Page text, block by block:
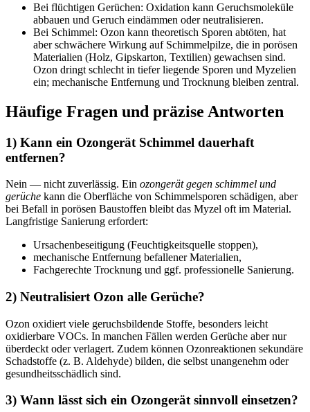
Bei flüchtigen Gerüchen: Oxidation kann Geruchsmoleküle
abbauen und Geruch eindämmen oder neutralisieren.
Bei Schimmel: Ozon kann theoretisch Sporen abtöten, hat
aber schwächere Wirkung auf Schimmelpilze, die in porösen
Materialien (Holz, Gipskarton, Textilien) gewachsen sind.
Ozon dringt schlecht in tiefer liegende Sporen und Myzelien
ein; mechanische Entfernung und Trocknung bleiben zentral.
Häufige Fragen und präzise Antworten
1) Kann ein Ozongerät Schimmel dauerhaft
entfernen?
Nein — nicht zuverlässig. Ein ozongerät gegen schimmel und
gerüche kann die Oberfläche von Schimmelsporen schädigen, aber
bei Befall in porösen Baustoffen bleibt das Myzel oft im Material.
Langfristige Sanierung erfordert:
Ursachenbeseitigung (Feuchtigkeitsquelle stoppen),
mechanische Entfernung befallener Materialien,
Fachgerechte Trocknung und ggf. professionelle Sanierung.
2) Neutralisiert Ozon alle Gerüche?
Ozon oxidiert viele geruchsbildende Stoffe, besonders leicht
oxidierbare VOCs. In manchen Fällen werden Gerüche aber nur
überdeckt oder verlagert. Zudem können Ozonreaktionen sekundäre
Schadstoffe (z. B. Aldehyde) bilden, die selbst unangenehm oder
gesundheitsschädlich sind.
3) Wann lässt sich ein Ozongerät sinnvoll einsetzen?